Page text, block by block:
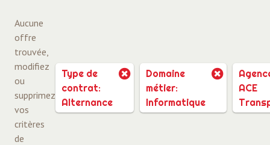
Aucune
offre
trouvée,
modifiez
ou
supprimez
vos
critères
de
Type de
contrat:
Alternance
Domaine
métier:
Informatique
ACE